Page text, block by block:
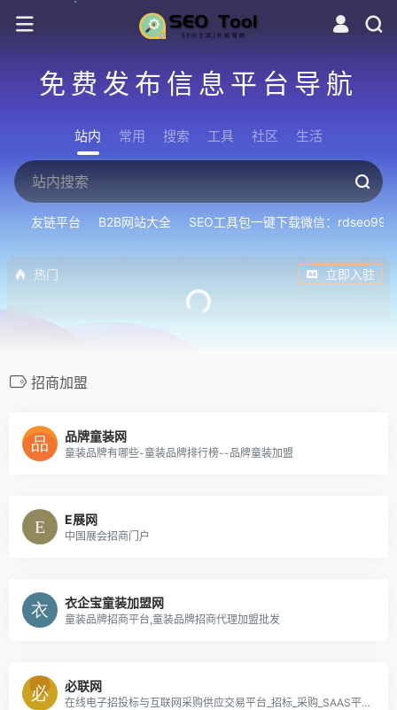
免费发布信息平台导航
站内 常用 搜索 工具 社区 生活
友链平台 B2B网站大全 SEO工具包一键下载微信：rdseo999
热门 立即入驻
招商加盟
品牌童装网
童装品牌有哪些-童装品牌排行榜--品牌童装加盟
E展网
中国展会招商门户
衣企宝童装加盟网
童装品牌招商平台,童装品牌招商代理加盟批发
必联网
在线电子招投标与互联网采购供应交易平台_招标_采购_SAAS平台